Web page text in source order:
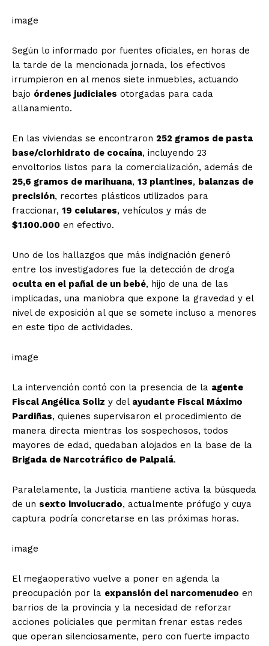
image
Según lo informado por fuentes oficiales, en horas de
la tarde de la mencionada jornada, los efectivos
irrumpieron en al menos siete inmuebles, actuando
bajo órdenes judiciales otorgadas para cada
allanamiento.
En las viviendas se encontraron 252 gramos de pasta
base/clorhidrato de cocaína, incluyendo 23
envoltorios listos para la comercialización, además de
25,6 gramos de marihuana, 13 plantines, balanzas de
precisión, recortes plásticos utilizados para
fraccionar, 19 celulares, vehículos y más de
$1.100.000 en efectivo.
Uno de los hallazgos que más indignación generó
entre los investigadores fue la detección de droga
oculta en el pañal de un bebé, hijo de una de las
implicadas, una maniobra que expone la gravedad y el
nivel de exposición al que se somete incluso a menores
en este tipo de actividades.
image
La intervención contó con la presencia de la agente
Fiscal Angélica Soliz y del ayudante Fiscal Máximo
Pardiñas, quienes supervisaron el procedimiento de
manera directa mientras los sospechosos, todos
mayores de edad, quedaban alojados en la base de la
Brigada de Narcotráfico de Palpalá.
Paralelamente, la Justicia mantiene activa la búsqueda
de un sexto involucrado, actualmente prófugo y cuya
captura podría concretarse en las próximas horas.
image
El megaoperativo vuelve a poner en agenda la
preocupación por la expansión del narcomenudeo en
barrios de la provincia y la necesidad de reforzar
acciones policiales que permitan frenar estas redes
que operan silenciosamente, pero con fuerte impacto